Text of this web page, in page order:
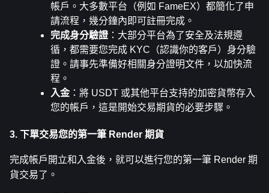
帳戶。大多數平台（例如 FameEX）都簡化了申
請流程，幾分鐘內即可註冊完成。
完成身分驗證 ：大部分平台為了安全及法規遵
循，都需要您完成 KYC（認識你的客戶）身分驗
證。請事先準備好相關身分證明文件，以加快流
程。
入金：將 USDT 或其他平台支持的加密貨幣存入
您的帳戶，這是開始交易期貨的必要步驟。
3. 下單交易您的第一筆 Render 期貨
完成帳戶開立和入金後，就可以進行您的第一筆 Render 期
貨交易了。